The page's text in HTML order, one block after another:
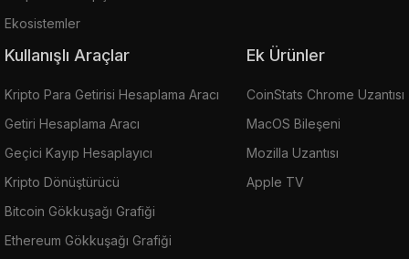
Ekosistemler
Kullanışlı Araçlar
Kripto Para Getirisi Hesaplama Aracı
Getiri Hesaplama Aracı
Geçici Kayıp Hesaplayıcı
Kripto Dönüştürücü
Bitcoin Gökkuşağı Grafiği
Ethereum Gökkuşağı Grafiği
Ek Ürünler
CoinStats Chrome Uzantısı
MacOS Bileşeni
Mozilla Uzantısı
Apple TV